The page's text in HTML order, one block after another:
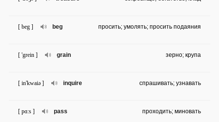
beg
[ beg ] просить; умолять; просить подаяния
grain
[ 'grein ] зерно; крупа
inquire
[ in'kwaiə ] спрашивать; узнавать
pass
[ pɑ:s ] проходить; миновать